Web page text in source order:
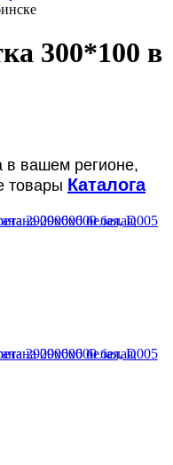
300*100 в
в вашем регионе,
товары Каталога
2900х600 белая, D005
2900х600 белая, D005